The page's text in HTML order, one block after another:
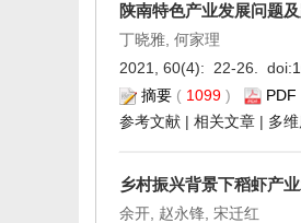
陕南特色产业发展问题
丁晓雅, 何家理
2021, 60(4): 22-26. doi:
摘要 ( 1099 ) PDF
参考文献 | 相关文章 | 多
乡村振兴背景下稻虾产
余开, 赵永锋, 宋迁红